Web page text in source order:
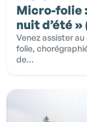
Micro-folie
nuit d’été
Venez assister
folie,
de...